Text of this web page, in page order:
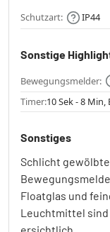
Schutzart: IP44
Sonstige
Bewegungsmelder:
Timer:10 Sek - 8 Min,
Sonstiges
Schlicht
Floatglas und
Leuchtmittel